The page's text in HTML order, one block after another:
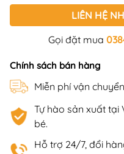
LIÊN HỆ
Gọi đặt mua
Chính sách bán hàng
Miễn phí vận
Tự hào sản xuất tại
bé.
Hỗ trợ 24/7, đổi